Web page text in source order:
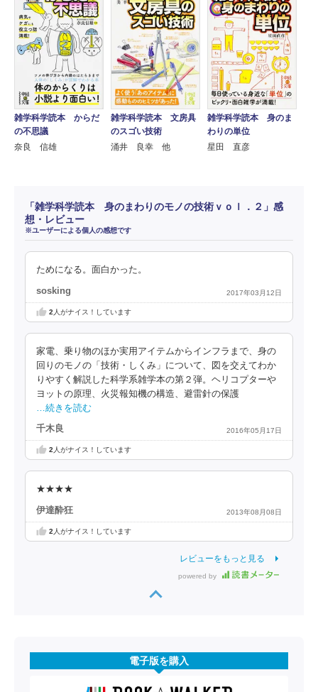
雑学科学読本 からだ
の不思議
奈良 信雄
雑学科学読本 文房具
のスゴい技術
涌井 良幸 他
雑学科学読本 身のま
わりの単位
星田 直彦
「雑学科学読本 身のまわりのモノの技術ｖｏｌ．２」感
想・レビュー
※ユーザーによる個人の感想です
ためになる。面白かった。
sosking 2017年03月12日
2 人がナイス！しています
家電、乗り物のほか実用アイテムからインフラまで、身の
回りのモノの「技術・しくみ」について、図を交えてわか
りやすく解説した科学系雑学本の第２弾。ヘリコプターや
ヨットの原理、火災報知機の構造、避雷針の保護
…続きを読む
千木良 2016年05月17日
2人がナイス！しています
★★★★
伊達酔狂 2013年08月08日
2 人がナイス！しています
レビューをもっと見る
powered by
電子版を購入